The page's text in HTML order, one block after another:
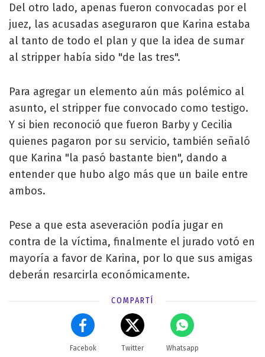
Del otro lado, apenas fueron convocadas por el
juez, las acusadas aseguraron que Karina estaba
al tanto de todo el plan y que la idea de sumar
al stripper había sido "de las tres".
Para agregar un elemento aún más polémico al
asunto, el stripper fue convocado como testigo.
Y si bien reconoció que fueron Barby y Cecilia
quienes pagaron por su servicio, también señaló
que Karina "la pasó bastante bien", dando a
entender que hubo algo más que un baile entre
ambos.
Pese a que esta aseveración podía jugar en
contra de la víctima, finalmente el jurado votó en
mayoría a favor de Karina, por lo que sus amigas
deberán resarcirla económicamente.
COMPARTÍ
Facebok Twitter Whatsapp